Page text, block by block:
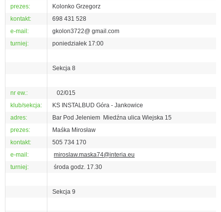
prezes:
Kolonko Grzegorz
kontakt:
698 431 528
e-mail:
gkolon3722@ gmail.com
turniej:
poniedziałek 17:00
Sekcja 8
nr ew.:
02/015
klub/sekcja:
KS INSTALBUD Góra - Jankowice
adres:
Bar Pod Jeleniem Miedźna ulica Wiejska 15
prezes:
Maśka Mirosław
kontakt:
505 734 170
e-mail:
miroslaw.maska74@interia.eu
turniej:
środa godz. 17.30
Sekcja 9